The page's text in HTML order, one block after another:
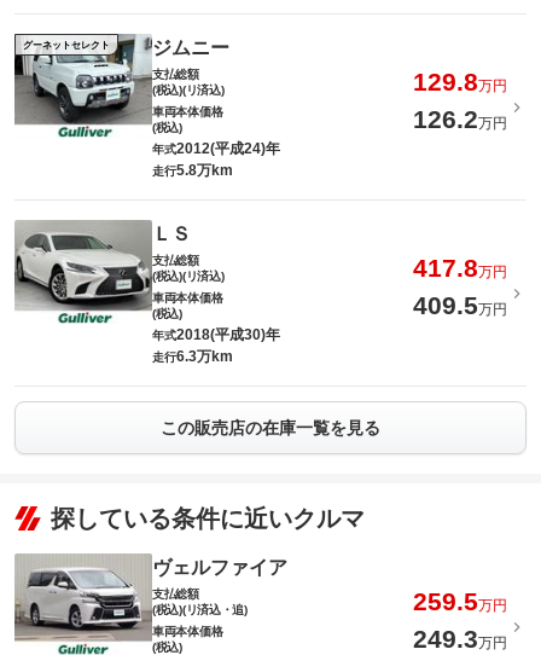
グーネットセレクト ジムニー
支払総額
(税込)(リ済込)
129.8万円
車両本体価格
(税込)
126.2万円
年式2012(平成24)年
走行5.8万km
ＬＳ
支払総額
(税込)(リ済込)
417.8万円
車両本体価格
(税込)
409.5万円
年式2018(平成30)年
走行6.3万km
この販売店の在庫一覧を見る
探している条件に近いクルマ
ヴェルファイア
支払総額
(税込)(リ済込・追)
259.5万円
車両本体価格
(税込)
249.3万円